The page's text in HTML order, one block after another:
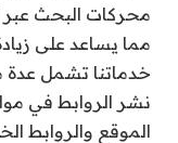
محركات البحث عبر
مما يساعد على
خدماتنا تشمل
نشر الروابط في
الموقع والروابط